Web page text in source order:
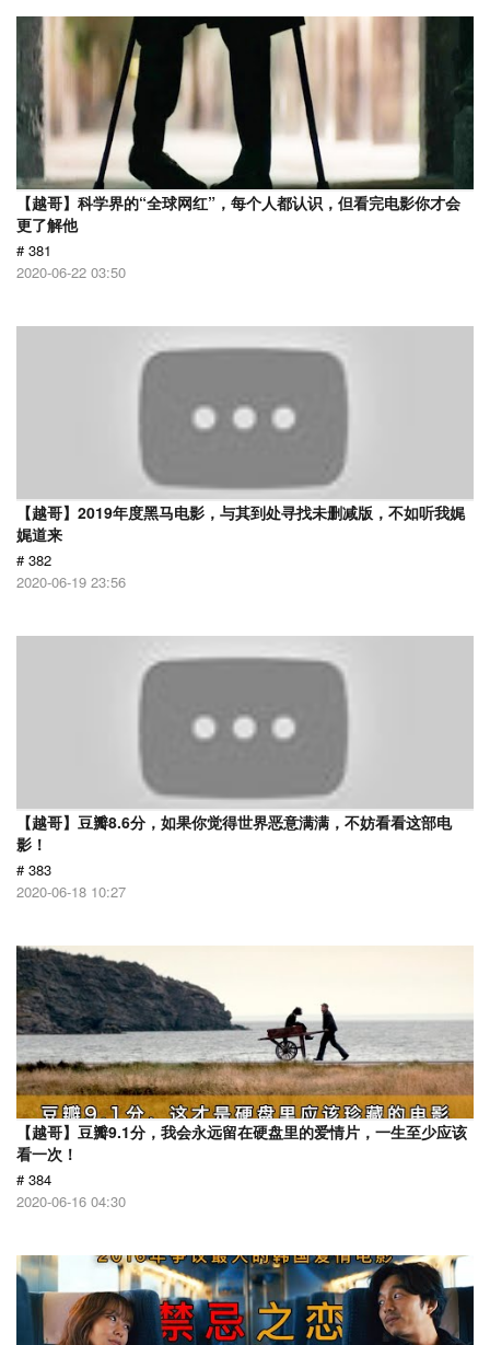
【越哥】科学界的“全球网红”，每个人都认识，但看完电影你才会
更了解他
# 381
2020-06-22 03:50
【越哥】2019年度黑马电影，与其到处寻找未删减版，不如听我娓
娓道来
# 382
2020-06-19 23:56
【越哥】豆瓣8.6分，如果你觉得世界恶意满满，不妨看看这部电
影！
# 383
2020-06-18 10:27
【越哥】豆瓣9.1分，我会永远留在硬盘里的爱情片，一生至少应该
看一次！
# 384
2020-06-16 04:30